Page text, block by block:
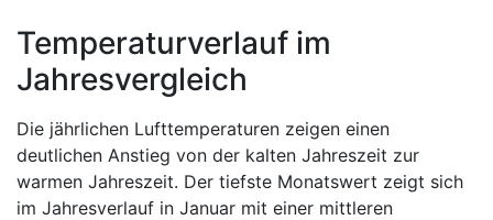
Temperaturverlauf im
Jahresvergleich
Die jährlichen Lufttemperaturen zeigen einen
deutlichen Anstieg von der kalten Jahreszeit zur
warmen Jahreszeit. Der tiefste Monatswert zeigt sich
im Jahresverlauf in Januar mit einer mittleren